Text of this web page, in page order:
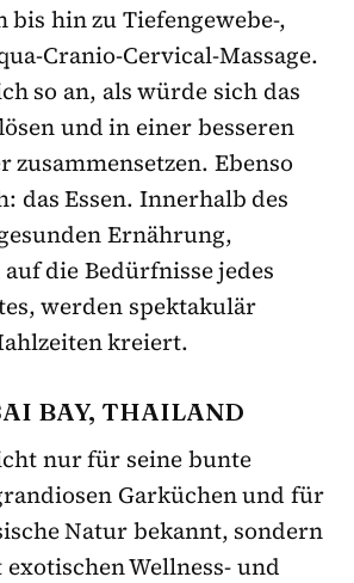
bis hin zu Tiefengewebe-,
Cranio-Cervical-Massage.
so an, als würde sich das
und in einer besseren
zusammensetzen. Ebenso
das Essen. Innerhalb des
Ernährung,
die Bedürfnisse jedes
werden spektakulär
kreiert.
BAY, THAILAND
nur für seine bunte
Garküchen und für
Natur bekannt, sondern
Wellness- und